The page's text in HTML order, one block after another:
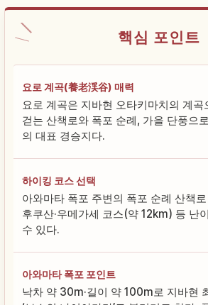
핵심 포인트
요로 계곡(養老渓谷) 매력
요로 계곡은 지바현 오타키마치의 계곡
걷는 산책로와 폭포 순례, 가을 단풍으
의 대표 경승지다.
하이킹 코스 선택
아와마타 폭포 주변의 폭포 순례 산책
후쿠산·우메가세 코스(약 12km) 등 난
수 있다.
아와마타 폭포 포인트
낙차 약 30m·길이 약 100m로 지바현